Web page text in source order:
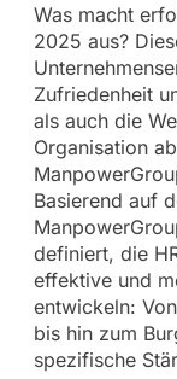
Was macht
2025 aus?
Zufriedenheit
als auch die
Organisation
Basierend auf
definiert, die
effektive und
entwickeln:
bis hin zum
spezifische